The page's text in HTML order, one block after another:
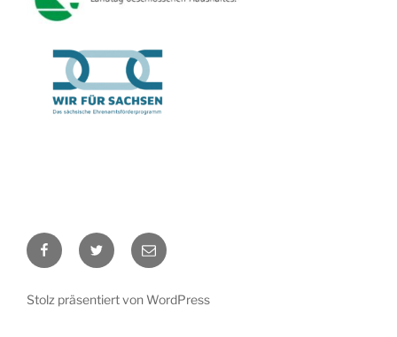
FacebookTwitter Kontakt
Stolz präsentiert von WordPress